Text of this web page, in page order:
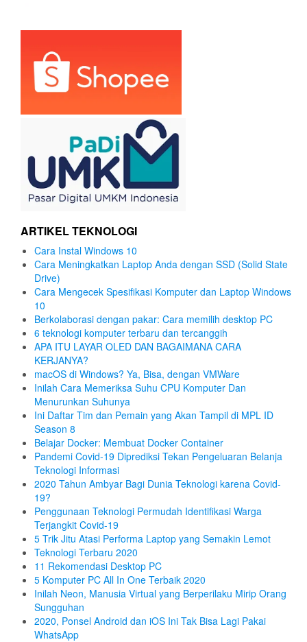
ARTIKEL TEKNOLOGI
Cara Instal Windows 10
Cara Meningkatkan Laptop Anda dengan SSD (Solid State
Drive)
Cara Mengecek Spesifikasi Komputer dan Laptop Windows
10
Berkolaborasi dengan pakar: Cara memilih desktop PC
6 teknologi komputer terbaru dan tercanggih
APA ITU LAYAR OLED DAN BAGAIMANA CARA
KERJANYA?
macOS di Windows? Ya, Bisa, dengan VMWare
Inilah Cara Memeriksa Suhu CPU Komputer Dan
Menurunkan Suhunya
Ini Daftar Tim dan Pemain yang Akan Tampil di MPL ID
Season 8
Belajar Docker: Membuat Docker Container
Pandemi Covid-19 Diprediksi Tekan Pengeluaran Belanja
Teknologi Informasi
2020 Tahun Ambyar Bagi Dunia Teknologi karena Covid-
19?
Penggunaan Teknologi Permudah Identifikasi Warga
Terjangkit Covid-19
5 Trik Jitu Atasi Performa Laptop yang Semakin Lemot
Teknologi Terbaru 2020
11 Rekomendasi Desktop PC
5 Komputer PC All In One Terbaik 2020
Inilah Neon, Manusia Virtual yang Berperilaku Mirip Orang
Sungguhan
2020, Ponsel Android dan iOS Ini Tak Bisa Lagi Pakai
WhatsApp